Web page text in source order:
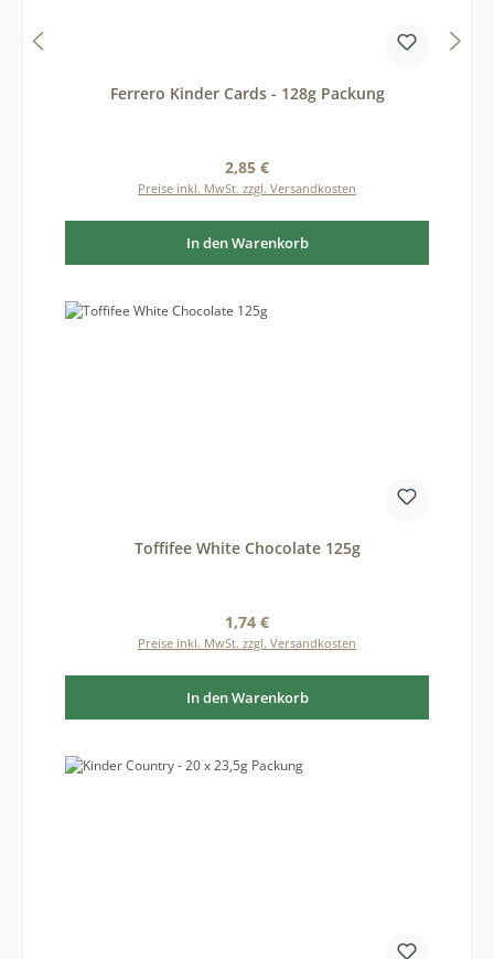
Ferrero Kinder Cards - 128g Packung
Regulärer Preis:
2,85 €
Preise inkl. MwSt. zzgl. Versandkosten
In den Warenkorb
Toffifee White Chocolate 125g
Regulärer Preis:
1,74 €
Preise inkl. MwSt. zzgl. Versandkosten
In den Warenkorb